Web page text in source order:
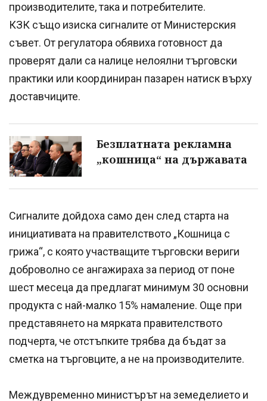
производителите, така и потребителите.
КЗК също изиска сигналите от Министерския
съвет. От регулатора обявиха готовност да
проверят дали са налице нелоялни търговски
практики или координиран пазарен натиск върху
доставчиците.
Безплатната рекламна
„кошница“ на държавата
Сигналите дойдоха само ден след старта на
инициативата на правителството „Кошница с
грижа“, с която участващите търговски вериги
доброволно се ангажираха за период от поне
шест месеца да предлагат минимум 30 основни
продукта с най-малко 15% намаление. Още при
представянето на мярката правителството
подчерта, че отстъпките трябва да бъдат за
сметка на търговците, а не на производителите.
Междувременно министърът на земеделието и